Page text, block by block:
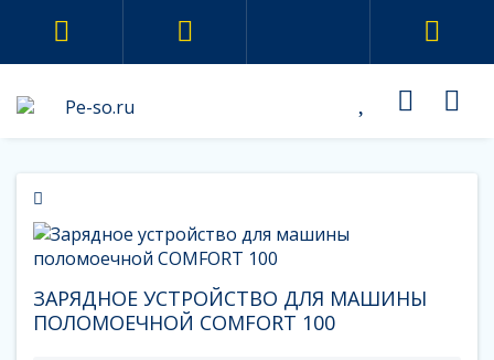
ЗАРЯДНОЕ УСТРОЙСТВО ДЛЯ МАШИНЫ
ПОЛОМОЕЧНОЙ COMFORT 100